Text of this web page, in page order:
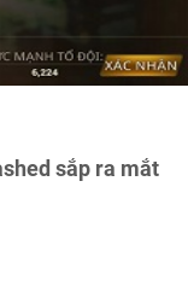
sắp ra mắt